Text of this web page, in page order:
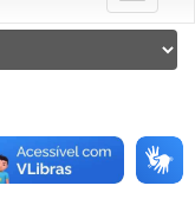
de 1980